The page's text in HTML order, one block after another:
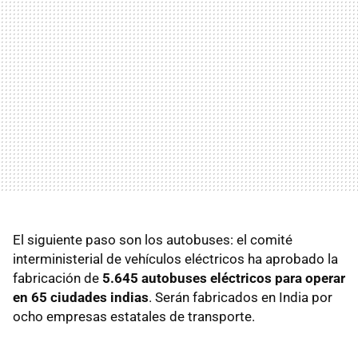
El siguiente paso son los autobuses: el comité
interministerial de vehículos eléctricos ha aprobado la
fabricación de 5.645 autobuses eléctricos para operar
en 65 ciudades indias. Serán fabricados en India por
ocho empresas estatales de transporte.